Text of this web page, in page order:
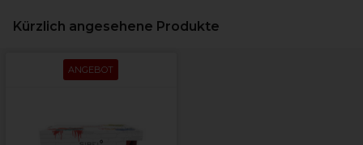
Kürzlich angesehene Produkte
ANGEBOT